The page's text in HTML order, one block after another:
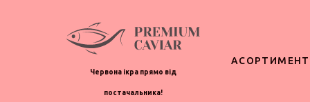
Червона ікра прямо від
постачальника!
АСОРТИМЕНТ